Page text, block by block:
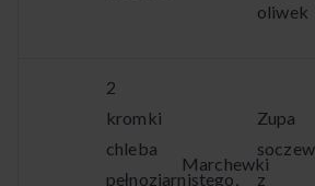
oliwek
2
kromki
chleba
pełnoziarnistego,
Marchewki
Zupa
z